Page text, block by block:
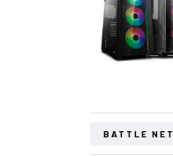
BATTLE NET